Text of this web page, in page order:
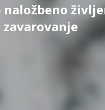
zavarovanje